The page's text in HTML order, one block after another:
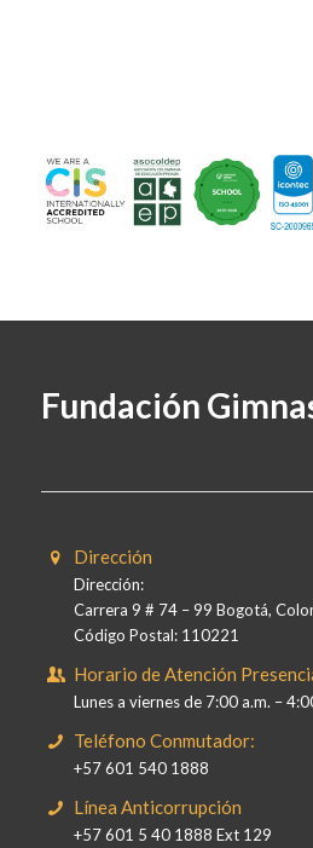
Fundación
Dirección
Dirección:
Carrera 9 # 74 – 99 Bogotá,
Código Postal: 110221
Horario de Atención
Lunes a viernes de 7:00 a.m. –
Teléfono Conmutador:
+57 601 540 1888
Línea Anticorrupción
+57 601 5 40 1888 Ext 129